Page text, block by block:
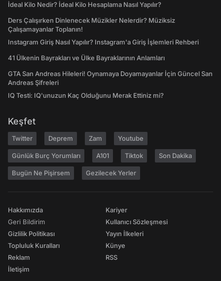
İdeal Kilo Nedir? İdeal Kilo Hesaplama Nasıl Yapılır?
Ders Çalışırken Dinlenecek Müzikler Nelerdir? Müziksiz
Çalışamayanlar Toplanın!
Instagram Giriş Nasıl Yapılır? Instagram'a Giriş İşlemleri Rehberi
41 Ülkenin Bayrakları ve Ülke Bayraklarının Anlamları
GTA San Andreas Hileleri! Oynamaya Doyamayanlar İçin Güncel San
Andreas Şifreleri
IQ Testi: IQ'unuzun Kaç Olduğunu Merak Ettiniz mi?
Keşfet
Twitter Deprem Zam Youtube
Günlük Burç Yorumları A101 Tiktok Son Dakika
Bugün Ne Pişirsem Gezilecek Yerler
Hakkımızda
Geri Bildirim
Gizlilik Politikası
Topluluk Kuralları
Reklam
İletişim
Kariyer
Kullanıcı Sözleşmesi
Yayın İlkeleri
Künye
RSS